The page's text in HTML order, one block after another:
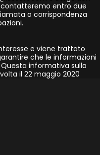
contatteremo entro due
o corrispondenza
e viene trattato
che le informazioni
informativa sulla
il 22 maggio 2020